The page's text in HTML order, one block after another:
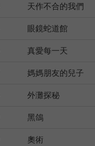
天作不合的我們
眼鏡蛇道館
真愛每一天
媽媽朋友的兒子
外灘探秘
黑鴿
奧術